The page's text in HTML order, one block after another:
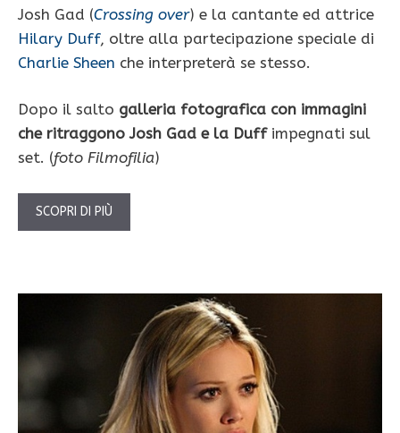
Josh Gad (Crossing over) e la cantante ed attrice
Hilary Duff, oltre alla partecipazione speciale di
Charlie Sheen che interpreterà se stesso.
Dopo il salto galleria fotografica con immagini
che ritraggono Josh Gad e la Duffimpegnati sul
set. (foto Filmofilia)
SCOPRI DI PIÙ